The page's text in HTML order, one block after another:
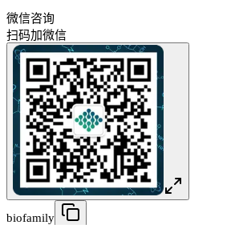
微信咨询
扫码加微信
biofamily